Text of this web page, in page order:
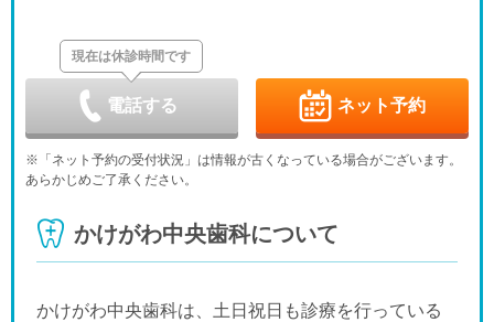
9/6
月
9/7
火
9/8
9/10
9/11
9/12
休
木
休
休
現在は休診時間です
電話する ネット予約
※「ネット予約の受付状況」は情報が古くなっている場合がございます。
あらかじめご了承ください。
かけがわ中央歯科について
かけがわ中央歯科は、土日祝日も診療を行っている